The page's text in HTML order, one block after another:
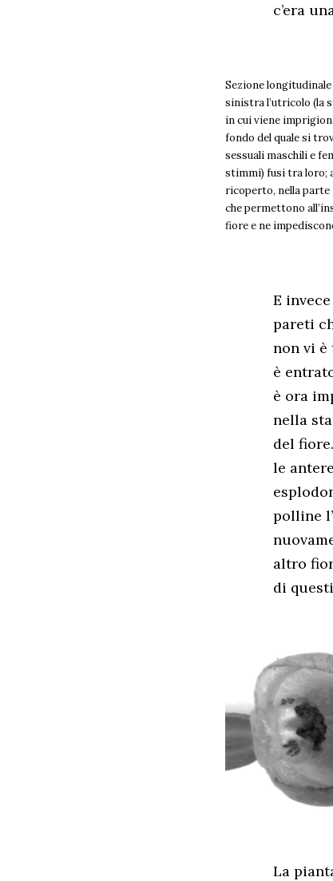
c’era
Sezione longitudinale
sinistra l’utricolo (la
in cui viene
fondo del quale si
sessuali maschili e
stimmi) fusi tra loro;
ricoperto, nella parte
che permettono
fiore e ne
E
pareti
non vi
è
è ora
nella
del
le
polline
altro
di
La